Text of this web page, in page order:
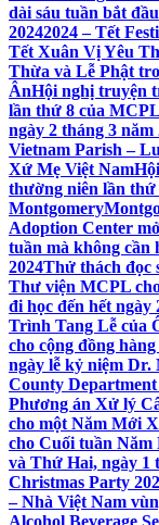
dài sáu tuần bắt
20242024 – Tết
Tết Xuân Vị Yêu
Thừa và Lễ Phật
ÂnHội nghị truyện
lần thứ 8 của
ngày 2 tháng 3 năm
Vietnam Parish –
Xứ Mẹ Việt Nam
thường niên lần thứ
Montgomery
Adoption Center
tuần mà không cần
2024Thử thách đọc
Thư viện MCPL
đi học đến hết ngày
Trình Tang Lễ của
cho cộng đồng
ngày lễ kỷ niệm
County
Phương án Xử lý
cho một Năm Mới
cho Cuối tuần Năm
và Thứ Hai, ngày 1
Christmas Party
– Nhà Việt Nam
Alcohol Beverage